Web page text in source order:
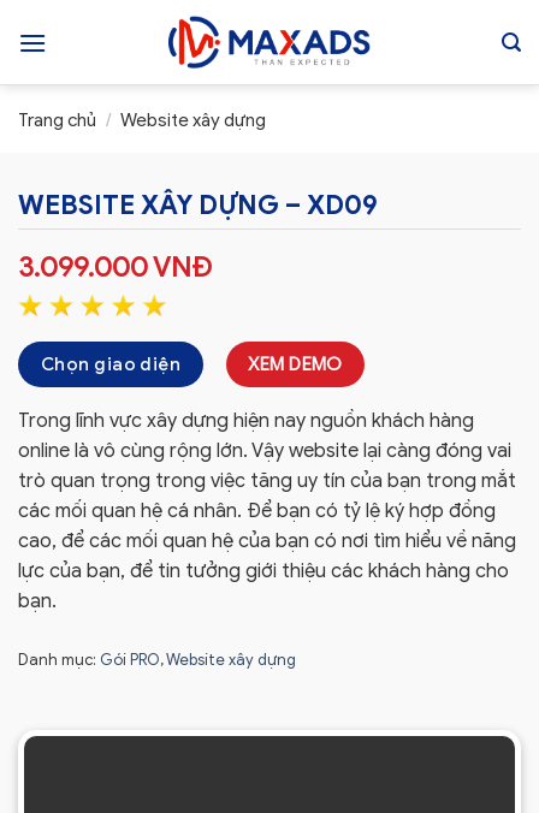
Trang chủ / Website xây dựng
WEBSITE XÂY DỰNG – XD09
3.099.000VNĐ
Chọn giao diện XEM DEMO
Trong lĩnh vực xây dựng hiện nay nguồn khách hàng
online là vô cùng rộng lớn. Vậy website lại càng đóng vai
trò quan trọng trong việc tăng uy tín của bạn trong mắt
các mối quan hệ cá nhân. Để bạn có tỷ lệ ký hợp đồng
cao, để các mối quan hệ của bạn có nơi tìm hiểu về năng
lực của bạn, để tin tưởng giới thiệu các khách hàng cho
bạn.
Danh mục: Gói PRO,Website xây dựng